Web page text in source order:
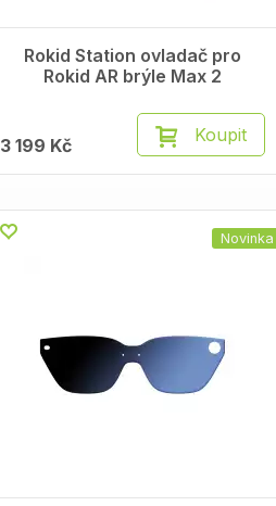
Rokid Station ovladač pro
Rokid AR brýle Max 2
3 199 Kč Koupit
Novinka